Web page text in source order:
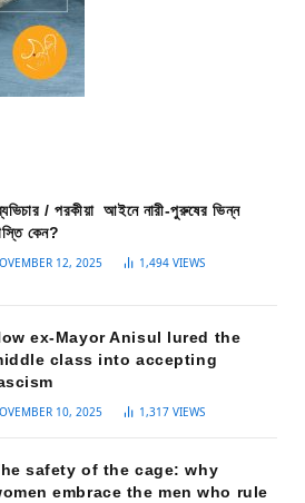
/ পরকীয়া আইনে নারী-পুরুষের ভিন্ন
কেন?
12, 2025 1,494 VIEWS
ex-Mayor Anisul lured the
class into accepting
10, 2025 1,317 VIEWS
safety of the cage: why
embrace the men who rule